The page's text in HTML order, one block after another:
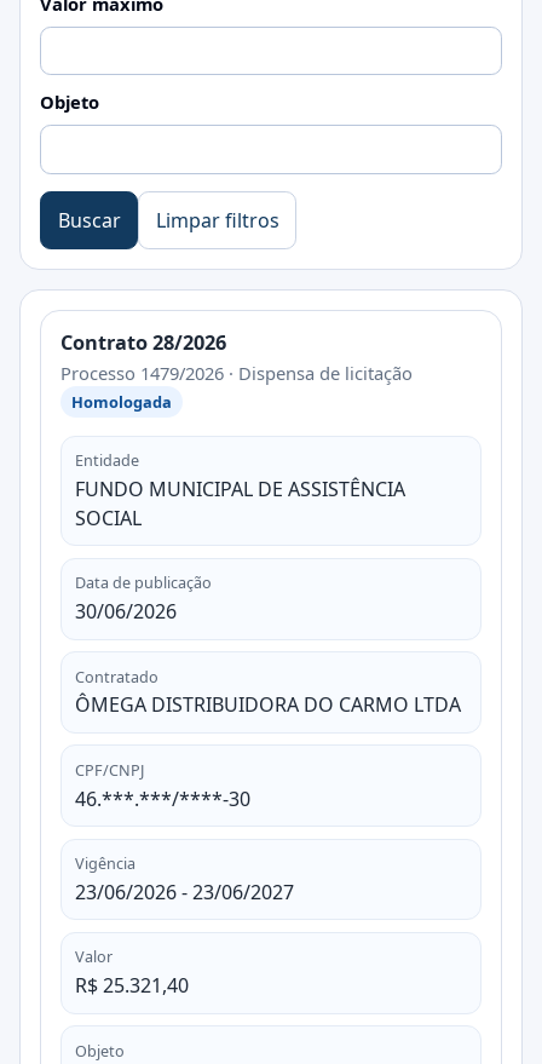
Objeto
Buscar Limpar filtros
Contrato 28/2026
Processo 1479/2026 · Dispensa de licitação
Homologada
Entidade
FUNDO MUNICIPAL DE ASSISTÊNCIA
SOCIAL
Data de publicação
30/06/2026
Contratado
ÔMEGA DISTRIBUIDORA DO CARMO LTDA
CPF/CNPJ
46.***.***/****-30
Vigência
23/06/2026 - 23/06/2027
Valor
R$ 25.321,40
Objeto